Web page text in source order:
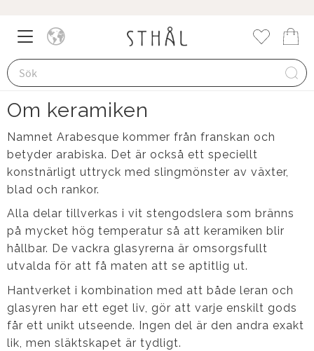
Meny
Om keramiken
Namnet Arabesque kommer från franskan och
betyder arabiska. Det är också ett speciellt
konstnärligt uttryck med slingmönster av växter,
blad och rankor.
Alla delar tillverkas i vit stengodslera som bränns
på mycket hög temperatur så att keramiken blir
hållbar. De vackra glasyrerna är omsorgsfullt
utvalda för att få maten att se aptitlig ut.
Hantverket i kombination med att både leran och
glasyren har ett eget liv, gör att varje enskilt gods
får ett unikt utseende. Ingen del är den andra exakt
lik, men släktskapet är tydligt.